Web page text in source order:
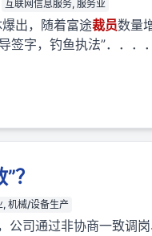
互联网信息服务, 服务业
出，随着富途裁员数量
签字，钓鱼执法”．．．
？
, 机械/设备生产
公司通过非协商一致调